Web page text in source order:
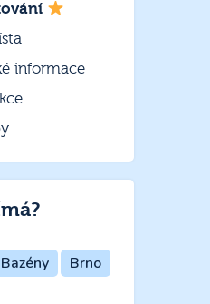
informace
Bazény
Brno